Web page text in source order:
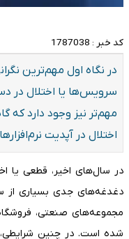
کد خبر : 1787038
در نگاه اول مهم‌ترین
سرویس‌ها یا اختلال در
مهم‌تر نیز وجود دارد که
اختلال در آپدیت
در سال‌های اخیر، قطعی یا
دغدغه‌های جدی بسیاری از
مجموعه‌های صنعتی،
شده است. در چنین شرایطی،